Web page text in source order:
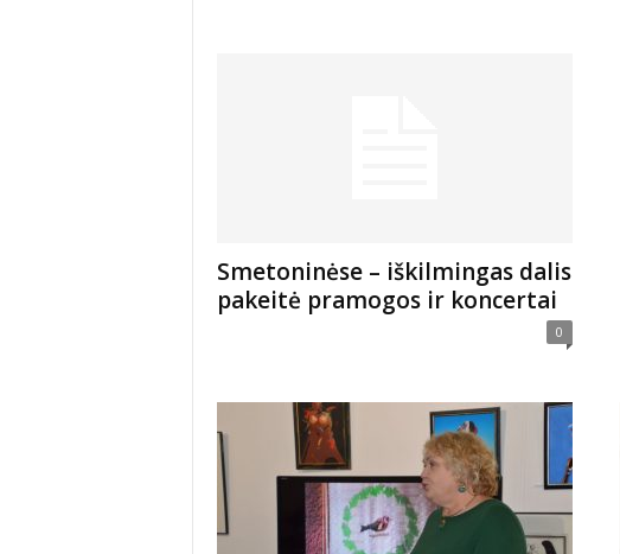
Smetoninėse – iškilmingas dalis
pakeitė pramogos ir koncertai
0